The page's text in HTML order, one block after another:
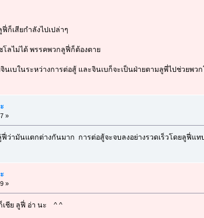
ก็เสียกำลังไปเปล่าๆ
ลไม่ได้ พรรคพวกลูฟี่ก็ต้องตาย
เบในระหว่างการต่อสู้ และจินเบก็จะเป็นฝ่ายตามลูพี่ไปช่วยพว
»
ฟี่ว่ามันแตกต่างกันมาก การต่อสู้จะจบลงอย่างรวดเร็วโดยลูฟี่แท
»
เชีย ลูฟี่ อ่า นะ ^ ^